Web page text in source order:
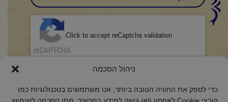
ניהול הסכמה
כדי לספק את החוויה הטובה ביותר, אנו משתמשים בטכנולוגיות כמו
Click to accept reCaptcha validation.